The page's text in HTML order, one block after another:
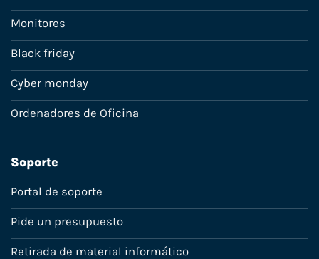
Monitores
Black friday
Cyber monday
Ordenadores de Oficina
Soporte
Portal de soporte
Pide un presupuesto
Retirada de material informático